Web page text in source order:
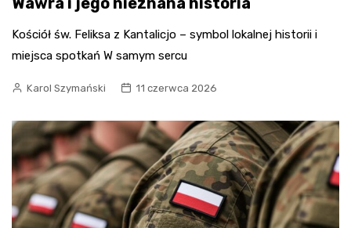
Kościół św. Feliksa z Kantalicjo – symbol lokalnej historii i
miejsca spotkań W samym sercu
Karol Szymański 11 czerwca 2026